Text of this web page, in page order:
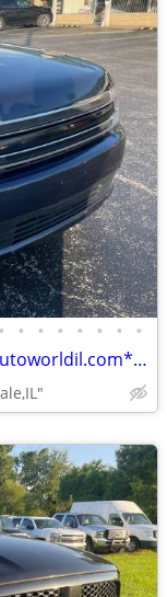
• • • • • • • •
2017 Ford Flex SEL Loaded V6 Auto*autoworldil.com*"NICE FAMILY VEHICL"